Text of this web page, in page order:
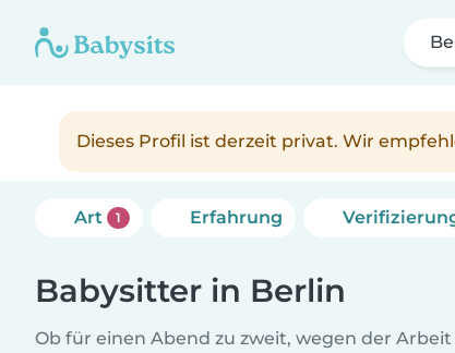
Dieses Profil ist derzeit privat. Wir
Art 1 Erfahrung
Babysitter in Berlin
Ob für einen Abend zu zweit, wegen der